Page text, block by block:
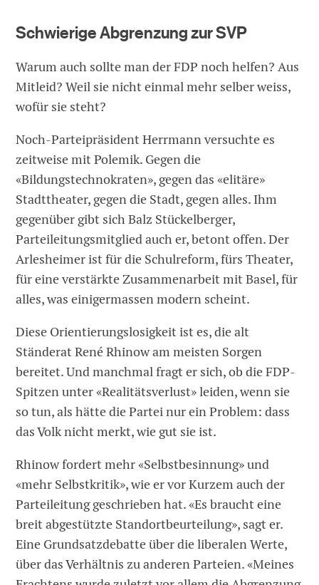
Schwierige Abgrenzung zur SVP
Warum auch sollte man der FDP noch helfen? Aus
Mitleid? Weil sie nicht einmal mehr selber weiss,
wofür sie steht?
Noch-Parteipräsident Herrmann versuchte es
zeitweise mit Polemik. Gegen die
«Bildungstechnokraten», gegen das «elitäre»
Stadttheater, gegen die Stadt, gegen alles. Ihm
gegenüber gibt sich Balz Stückelberger,
Parteileitungsmitglied auch er, betont offen. Der
Arlesheimer ist für die Schulreform, fürs Theater,
für eine verstärkte Zusammenarbeit mit Basel, für
alles, was einigermassen modern scheint.
Diese Orientierungslosigkeit ist es, die alt
Ständerat René Rhinow am meisten Sorgen
bereitet. Und manchmal fragt er sich, ob die FDP-
Spitzen unter «Realitätsverlust» leiden, wenn sie
so tun, als hätte die Partei nur ein Problem: dass
das Volk nicht merkt, wie gut sie ist.
Rhinow fordert mehr «Selbstbesinnung» und
«mehr Selbstkritik», wie er vor Kurzem auch der
Parteileitung geschrieben hat. «Es braucht eine
breit abgestützte Standortbeurteilung», sagt er.
Eine Grundsatzdebatte über die liberalen Werte,
über das Verhältnis zu anderen Parteien. «Meines